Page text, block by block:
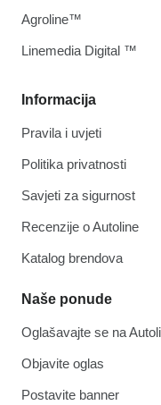
Informacija
Pravila i uvjeti
Politika privatnosti
Savjeti za sigurnost
Recenzije o Autoline
Katalog brendova
Naše ponude
Oglašavajte se na
Objavite oglas
Postavite banner
Agroline™
Linemedia Digital ™